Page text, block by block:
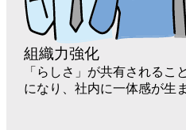
組織力強化
「らしさ」 が共有されるこ
になり、社内に一体感が生